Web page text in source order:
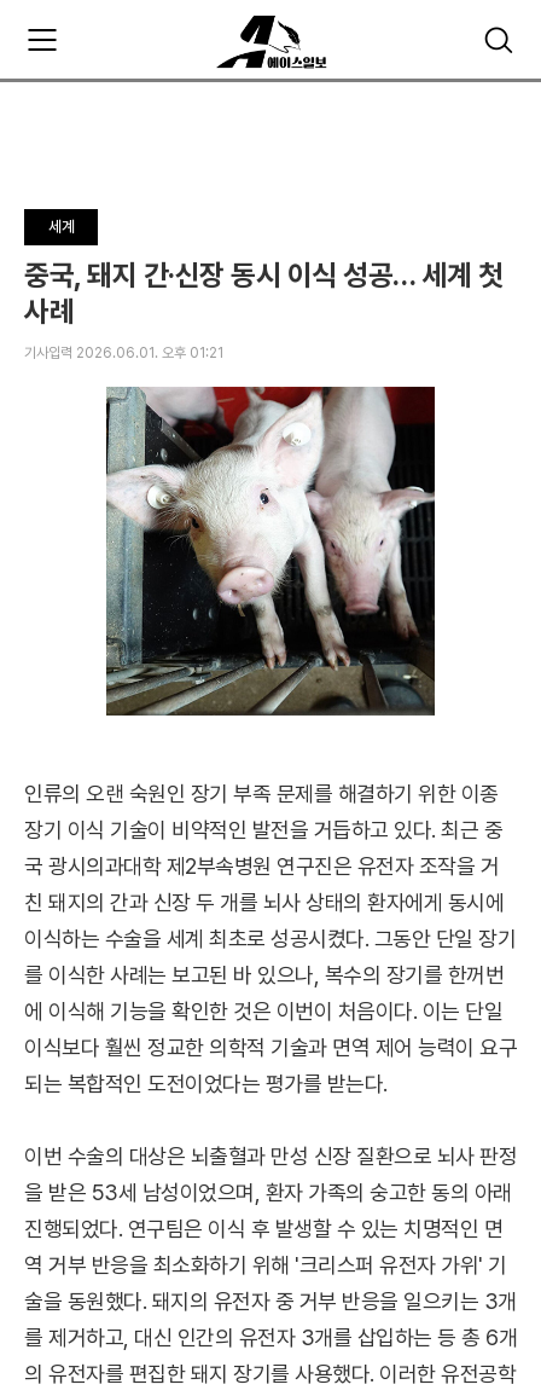
검
색
주
요
펼
치
기
세계
중국, 돼지 간·신장 동시 이식 성공… 세계 첫
사례
기사입력 2026.06.01. 오후 01:21
인류의 오랜 숙원인 장기 부족 문제를 해결하기 위한 이종
장기 이식 기술이 비약적인 발전을 거듭하고 있다. 최근 중
국 광시의과대학 제2부속병원 연구진은 유전자 조작을 거
친 돼지의 간과 신장 두 개를 뇌사 상태의 환자에게 동시에
이식하는 수술을 세계 최초로 성공시켰다. 그동안 단일 장기
를 이식한 사례는 보고된 바 있으나, 복수의 장기를 한꺼번
에 이식해 기능을 확인한 것은 이번이 처음이다. 이는 단일
이식보다 훨씬 정교한 의학적 기술과 면역 제어 능력이 요구
되는 복합적인 도전이었다는 평가를 받는다.
이번 수술의 대상은 뇌출혈과 만성 신장 질환으로 뇌사 판정
을 받은 53세 남성이었으며, 환자 가족의 숭고한 동의 아래
진행되었다. 연구팀은 이식 후 발생할 수 있는 치명적인 면
역 거부 반응을 최소화하기 위해 '크리스퍼 유전자 가위' 기
술을 동원했다. 돼지의 유전자 중 거부 반응을 일으키는 3개
를 제거하고, 대신 인간의 유전자 3개를 삽입하는 등 총 6개
의 유전자를 편집한 돼지 장기를 사용했다. 이러한 유전공학